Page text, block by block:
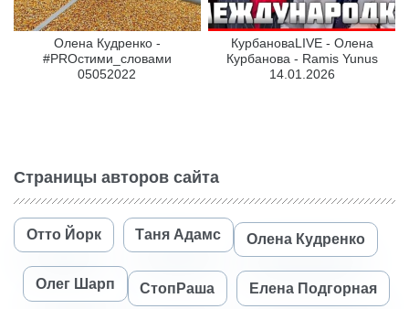
Олена Кудренко -
#PROстими_словами
05052022
КурбановаLIVE - Олена
Курбанова - Ramis Yunus
14.01.2026
Страницы авторов сайта
Отто Йорк Таня Адамс Олена Кудренко
Олег Шарп СтопРаша Елена Подгорная